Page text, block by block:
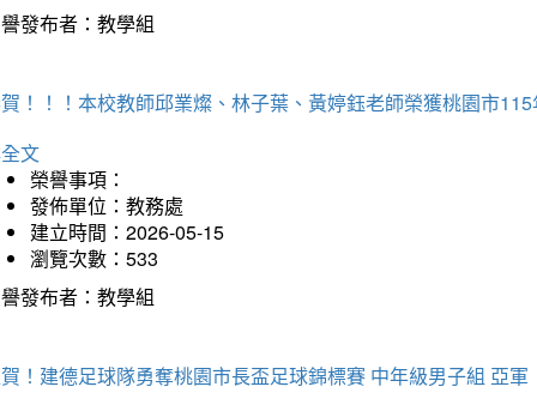
發布者：教學組
！！！本校教師邱業燦、林子葉、黃婷鈺老師榮獲桃園市
文
榮譽事項：
發佈單位：教務處
建立時間：2026-05-15
瀏覽次數：533
發布者：教學組
！建德足球隊勇奪桃園市長盃足球錦標賽 中年級男子組 亞軍